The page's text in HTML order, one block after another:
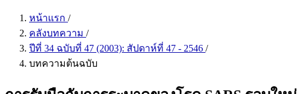
หน้าแรก /
คลังบทความ /
ปีที่ 34 ฉบับที่ 47 (2003): สัปดาห์ที่ 47 - 2546 /
บทความต้นฉบับ